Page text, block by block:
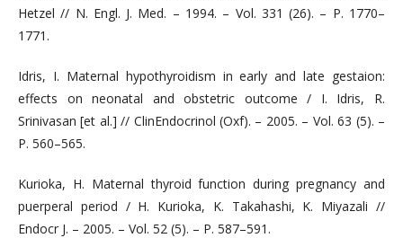
Hetzel // N. Engl. J. Med. – 1994. – Vol. 331 (26). – Р. 1770–
1771.
Idris, I. Maternal hypothyroidism in early and late gestaion:
effects on neonatal and obstetric outcome / I. Idris, R.
Srinivasan [et al.] // ClinEndocrinol (Oxf). – 2005. – Vol. 63 (5). –
Р. 560–565.
Kurioka, H. Maternal thyroid function during pregnancy and
puerperal period / H. Kurioka, K. Takahashi, K. Miyazali //
Endocr J. – 2005. – Vol. 52 (5). – P. 587–591.